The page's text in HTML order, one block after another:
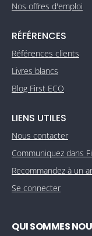
Nos offres d'emploi
RÉFÉRENCES
Références clients
Livres blancs
Blog First ECO
LIENS UTILES
Nous contacter
Communiquez dans
Recommandez à un
Se connecter
QUI SOMMES